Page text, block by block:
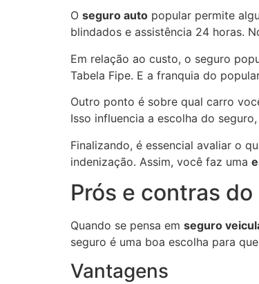
O seguro auto popular permite
blindados e assistência 24 horas.
Em relação ao custo, o seguro
Tabela Fipe. E a franquia do
Outro ponto é sobre qual carro
Isso influencia a escolha do
Finalizando, é essencial avaliar o
indenização. Assim, você faz uma
Prós e contras
Quando se pensa em seguro
seguro é uma boa escolha para
Vantagens